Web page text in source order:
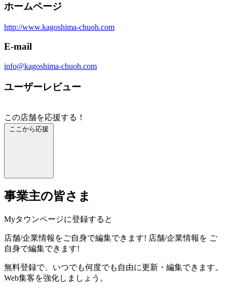
ホームページ
http://www.kagoshima-chuoh.com
E-mail
info@kagoshima-chuoh.com
ユーザーレビュー
この店舗を応援する！
ここから応援
事業主の皆さま
Myタウンページに登録すると
店舗/企業情報をご自身で編集できます! 店舗/企業情報を ご
自身で編集できます!
無料登録で、いつでも何度でも自由に更新・編集できます。
Web集客を強化しましょう。